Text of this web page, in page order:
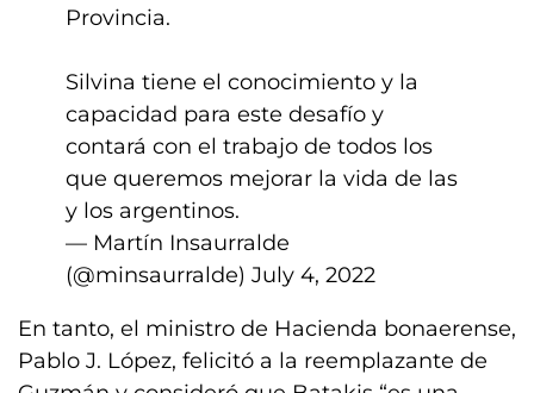
Provincia.
Silvina tiene el conocimiento y la
capacidad para este desafío y
contará con el trabajo de todos los
que queremos mejorar la vida de las
y los argentinos.
— Martín Insaurralde
(@minsaurralde) July 4, 2022
En tanto, el ministro de Hacienda bonaerense,
Pablo J. López, felicitó a la reemplazante de